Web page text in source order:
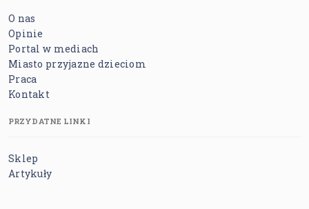
O nas
Opinie
Portal w mediach
Miasto przyjazne dzieciom
Praca
Kontakt
PRZYDATNE LINKI
Sklep
Artykuły